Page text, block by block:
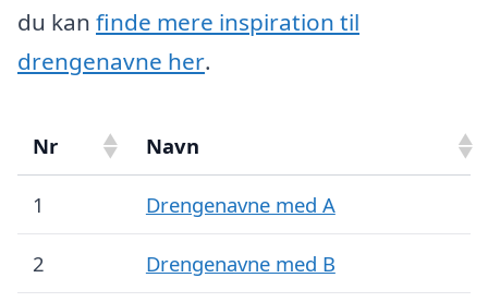
du kan finde mere inspiration til
drengenavne her.
Nr Navn
1 Drengenavne med A
2 Drengenavne med B